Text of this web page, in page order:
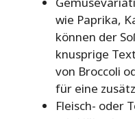
wie Paprika,
können der
knusprige
von Broccoli
für eine
Fleisch- oder